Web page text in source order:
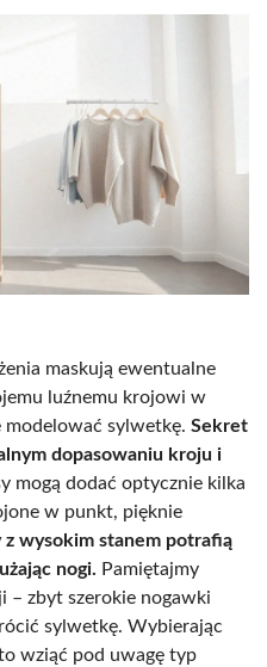
maskują ewentualne
luźnemu krojowi w
modelować sylwetkę. Sekret
dopasowaniu kroju i
mogą dodać optycznie kilka
w punkt, pięknie
z wysokim stanem potrafią
nogi. Pamiętajmy
– zbyt szerokie nogawki
sylwetkę. Wybierając
wziąć pod uwagę typ